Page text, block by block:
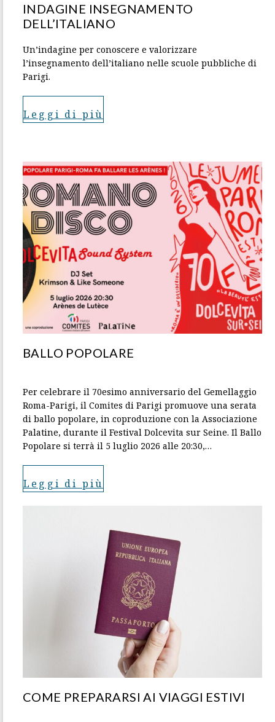
INDAGINE INSEGNAMENTO
DELL’ITALIANO
Un’indagine per conoscere e valorizzare
l’insegnamento dell’italiano nelle scuole pubbliche di
Parigi.
Leggi di più
BALLO POPOLARE
Per celebrare il 70esimo anniversario del Gemellaggio
Roma-Parigi, il Comites di Parigi promuove una serata
di ballo popolare, in coproduzione con la Associazione
Palatine, durante il Festival Dolcevita sur Seine. Il Ballo
Popolare si terrà il 5 luglio 2026 alle 20:30,…
Leggi di più
COME PREPARARSI AI VIAGGI ESTIVI